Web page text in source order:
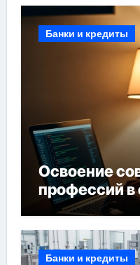
Банки и кредиты
Освоение
профессий
Банки и кредиты